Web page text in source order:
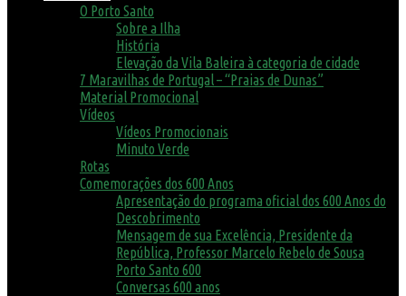
O Porto Santo
Sobre a Ilha
História
Elevação da Vila Baleira à categoria de cidade
7 Maravilhas de Portugal – “Praias de Dunas”
Material Promocional
Vídeos
Vídeos Promocionais
Minuto Verde
Rotas
Comemorações dos 600 Anos
Apresentação do programa oficial dos 600 Anos do
Descobrimento
Mensagem de sua Excelência, Presidente da
República, Professor Marcelo Rebelo de Sousa
Porto Santo 600
Conversas 600 anos